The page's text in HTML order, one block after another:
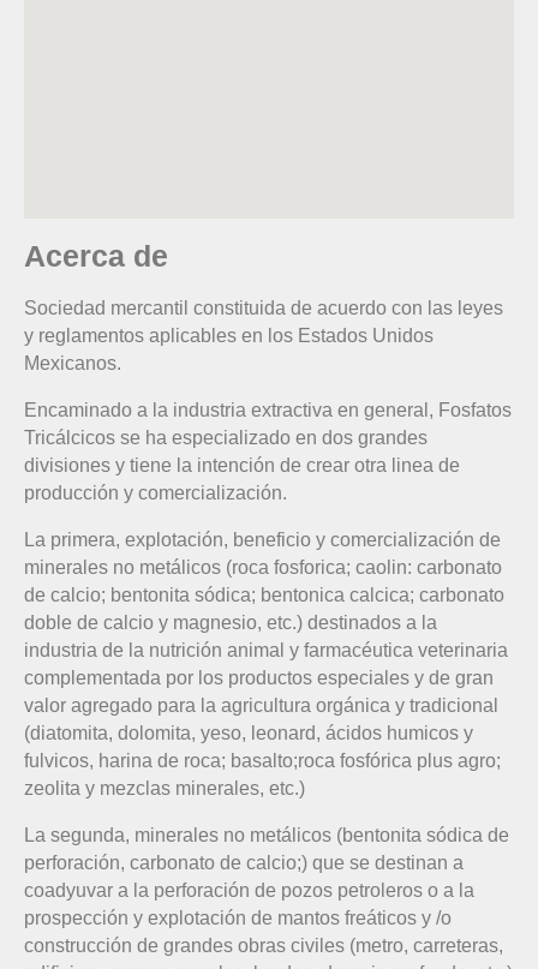
Acerca de
Sociedad mercantil constituida de acuerdo con las leyes
y reglamentos aplicables en los Estados Unidos
Mexicanos.
Encaminado a la industria extractiva en general, Fosfatos
Tricálcicos se ha especializado en dos grandes
divisiones y tiene la intención de crear otra linea de
producción y comercialización.
La primera, explotación, beneficio y comercialización de
minerales no metálicos (roca fosforica; caolin: carbonato
de calcio; bentonita sódica; bentonica calcica; carbonato
doble de calcio y magnesio, etc.) destinados a la
industria de la nutrición animal y farmacéutica veterinaria
complementada por los productos especiales y de gran
valor agregado para la agricultura orgánica y tradicional
(diatomita, dolomita, yeso, leonard, ácidos humicos y
fulvicos, harina de roca; basalto;roca fosfórica plus agro;
zeolita y mezclas minerales, etc.)
La segunda, minerales no metálicos (bentonita sódica de
perforación, carbonato de calcio;) que se destinan a
coadyuvar a la perforación de pozos petroleros o a la
prospección y explotación de mantos freáticos y /o
construcción de grandes obras civiles (metro, carreteras,